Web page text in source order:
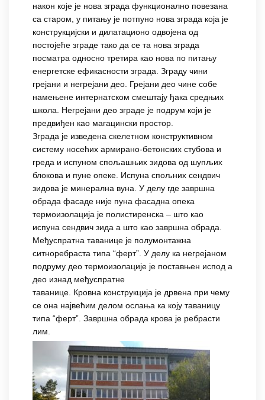
након које je нова зграда функционално повезана
са старом, у питању је потпуно нова зграда која je
конструкцијски и дилатационо одвојена од
постојеће зграде тако да се та нова зграда
посматра односно третира као нова по питању
енергетске ефикасности зграда. Зграду чини
грејани и негрејани део. Грејани део чине собе
намењене интернатском смештају ђака средњих
школа. Негрејани део зграде је подрум који је
предвиђен као магацински простор.
Зграда је изведена скелетном конструктивном
систему носећих армирано-бетонских стубова и
греда и испуном спољашњих зидова од шупљих
блокова и пуне опеке. Испуна спољних сендвич
зидова је минерална вуна. У делу где завршна
обрада фасаде није пуна фасадна опека
термоизолација је полистиренска – што као
испуна сендвич зида а што као завршна обрада.
Међуспратна таванице је полумонтажна
ситноребраста типа “ферт”. У делу ка негрејаном
подруму део термоизолације је поставњен испод а
део изнад међуспратне
таванице. Кровна конструкција је дрвена при чему
се она највећим делом ослања ка коју таваницу
типа “ферт”. Завршна обрада крова је ребрасти
лим.